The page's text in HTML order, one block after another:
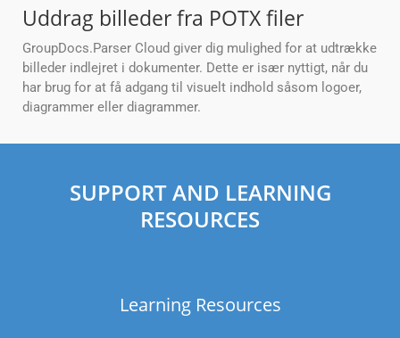
Uddrag billeder fra POTX filer
GroupDocs.Parser Cloud giver dig mulighed for at udtrække
billeder indlejret i dokumenter. Dette er især nyttigt, når du
har brug for at få adgang til visuelt indhold såsom logoer,
diagrammer eller diagrammer.
SUPPORT AND LEARNING
RESOURCES
Learning Resources